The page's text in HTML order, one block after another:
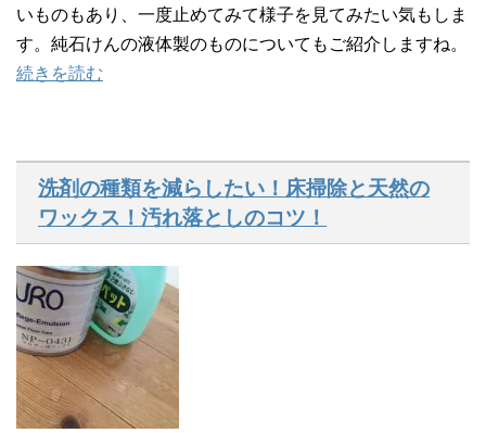
いものもあり、一度止めてみて様子を見てみたい気もしま
す。純石けんの液体製のものについてもご紹介しますね。
続きを読む
洗剤の種類を減らしたい！床掃除と天然の
ワックス！汚れ落としのコツ！